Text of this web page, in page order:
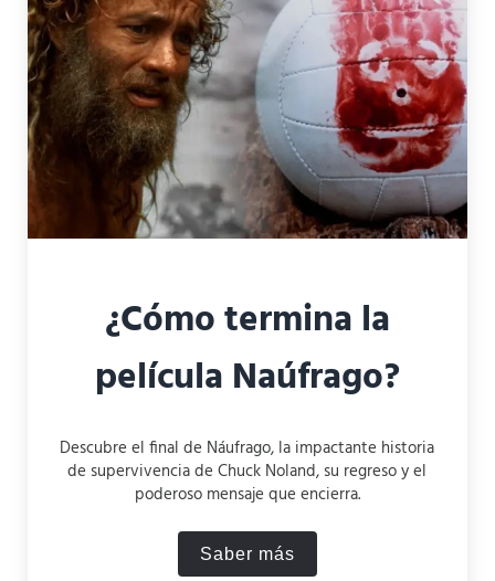
¿Cómo termina la
película Naúfrago?
Descubre el final de Náufrago, la impactante historia
de supervivencia de Chuck Noland, su regreso y el
poderoso mensaje que encierra.
Saber más¿Cómo termina la película